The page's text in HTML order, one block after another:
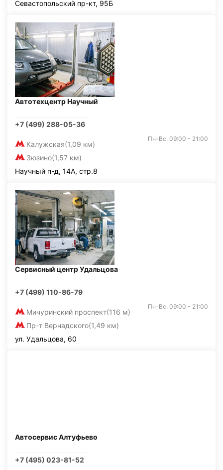
Севастопольский пр-кт, 95Б
Автотехцентр Научный
+7 (499) 288-05-36
Калужская(1,09 км)
Зюзино(1,57 км)
Пн-Вс: 09:00 - 21:00
Научный п-д, 14А, стр.8
Сервисный центр Удальцова
+7 (499) 110-86-79
Мичуринский проспект(116 м)
Пр-т Вернадского(1,49 км)
Пн-Вс: 09:00 - 21:00
ул. Удальцова, 60
Автосервис Алтуфьево
+7 (495) 023-81-52